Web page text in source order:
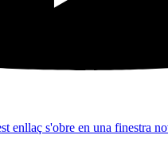
enllaç s'obre en una finestra